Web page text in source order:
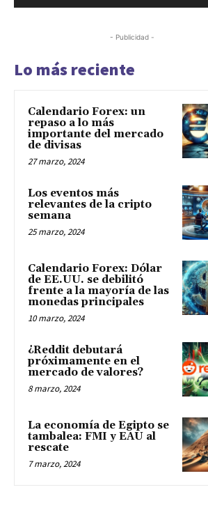
- Publicidad -
Lo más reciente
Calendario Forex: un
repaso a lo más
importante del mercado
de divisas
27 marzo, 2024
Los eventos más
relevantes de la cripto
semana
25 marzo, 2024
Calendario Forex: Dólar
de EE.UU. se debilitó
frente a la mayoría de las
monedas principales
10 marzo, 2024
¿Reddit debutará
próximamente en el
mercado de valores?
8 marzo, 2024
La economía de Egipto se
tambalea: FMI y EAU al
rescate
7 marzo, 2024